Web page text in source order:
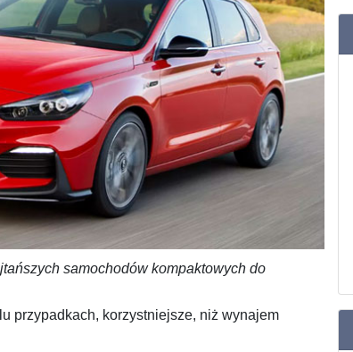
samochodów kompaktowych do
przypadkach, korzystniejsze, niż wynajem